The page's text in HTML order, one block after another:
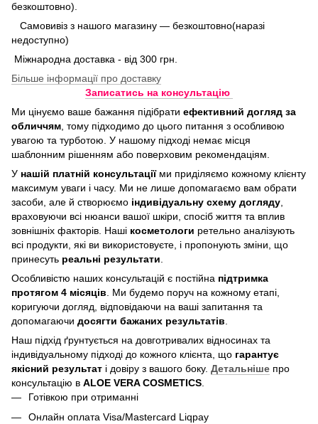
безкоштовно).
Самовивіз з нашого магазину — безкоштовно(наразі
недоступно)
Міжнародна доставка - від 300 грн.
Більше інформації про доставку
Записатись на консультацію
Ми цінуємо ваше бажання підібрати ефективний догляд за
обличчям , тому підходимо до цього питання з особливою
увагою та турботою. У нашому підході немає місця
шаблонним рішенням або поверховим рекомендаціям.
У нашій платній консультаціїми приділяємо кожному клієнту
максимум уваги і часу. Ми не лише допомагаємо вам обрати
засоби, але й створюємо індивідуальну схему догляду
враховуючи всі нюанси вашої шкіри, спосіб життя та вплив
зовнішніх факторів. Наші косметологи ретельно аналізують
всі продукти, які ви використовуєте, і пропонують зміни, що
принесуть реальні результати
Особливістю наших консультацій є постійна підтримка
протягом 4 місяців . Ми будемо поруч на кожному етапі,
коригуючи догляд, відповідаючи на ваші запитання та
допомагаючи досягти бажаних результатів
Наш підхід ґрунтується на довготривалих відносинах та
індивідуальному підході до кожного клієнта, що гарантує
якісний результат і довіру з вашого боку. Детальніше про
консультацію в ALOE VERA COSMETICS
Готівкою при отриманні
Онлайн оплата Visa/Mastercard Liqpay